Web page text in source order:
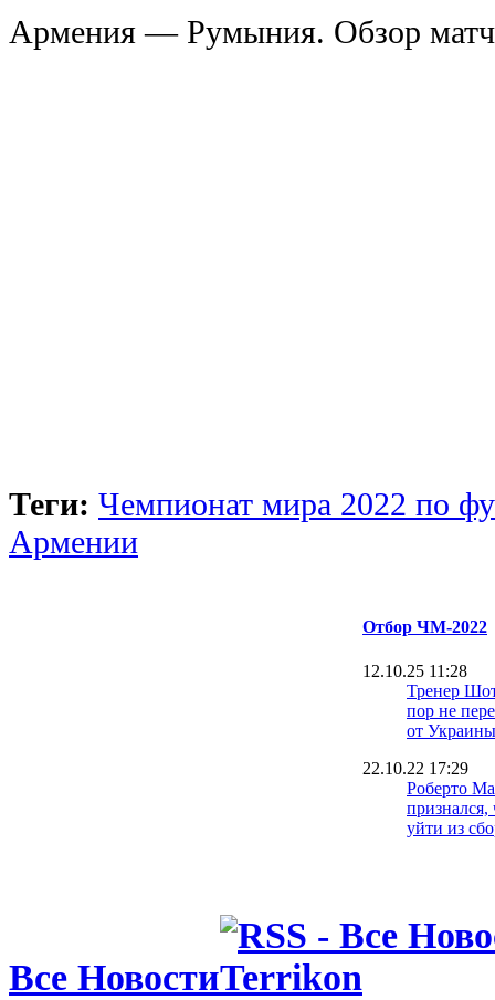
Армения — Румыния. Обзор
Теги: Чемпионат мира 2022 по
Армении
Отбор ЧМ-2022
12.10.25 11:28
Тренер
пор не
от Украины
22.10.22 17:29
Роберто
признался,
уйти из
Англии
Все Новости